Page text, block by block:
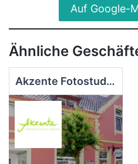
Auf Google-
Ähnliche
Akzente Fotostudio - Galerie - Präsente